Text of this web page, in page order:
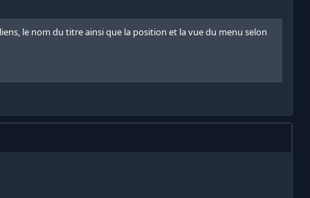
le nom du titre ainsi que la position et la vue du menu selon